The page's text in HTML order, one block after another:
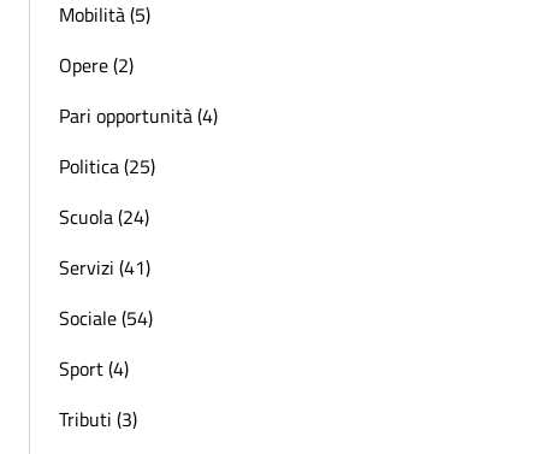
Mobilità (5)
Opere (2)
Pari opportunità (4)
Politica (25)
Scuola (24)
Servizi (41)
Sociale (54)
Sport (4)
Tributi (3)